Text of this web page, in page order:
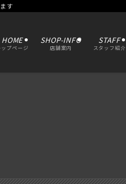
す
HOME
ップページ
SHOP-INFO
店舗案内
STAFF
スタッフ紹介